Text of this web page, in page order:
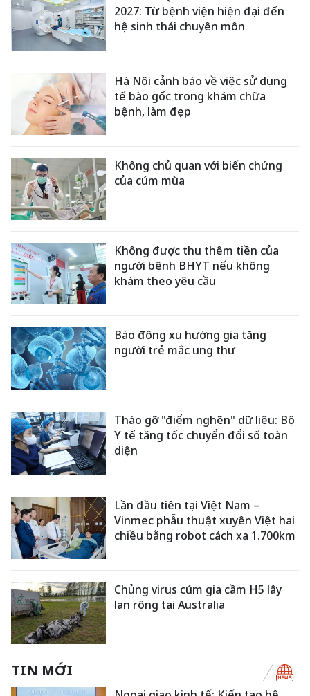
2027: Từ bệnh viện hiện đại đến
hệ sinh thái chuyên môn
Hà Nội cảnh báo về việc sử dụng
tế bào gốc trong khám chữa
bệnh, làm đẹp
Không chủ quan với biến chứng
của cúm mùa
Không được thu thêm tiền của
người bệnh BHYT nếu không
khám theo yêu cầu
Báo động xu hướng gia tăng
người trẻ mắc ung thư
Tháo gỡ "điểm nghẽn" dữ liệu: Bộ
Y tế tăng tốc chuyển đổi số toàn
diện
Lần đầu tiên tại Việt Nam –
Vinmec phẫu thuật xuyên Việt hai
chiều bằng robot cách xa 1.700km
Chủng virus cúm gia cầm H5 lây
lan rộng tại Australia
TIN MỚI